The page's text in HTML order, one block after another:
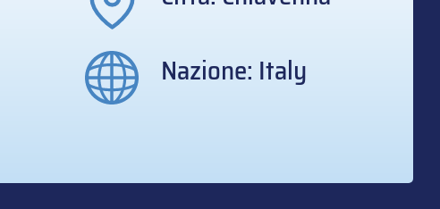
Nazione: Italy